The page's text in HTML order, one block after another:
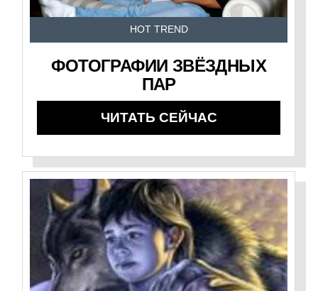
HOT TREND
ФОТОГРАФИИ ЗВЁЗДНЫХ
ПАР
ЧИТАТЬ СЕЙЧАС